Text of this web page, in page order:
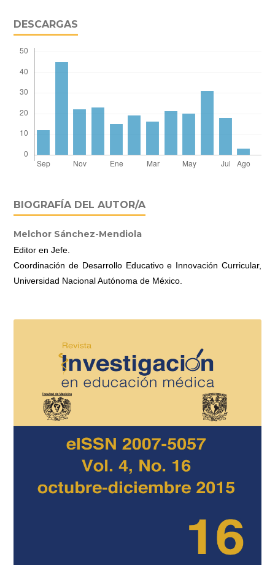
DESCARGAS
BIOGRAFÍA DEL AUTOR/A
Melchor Sánchez-Mendiola
Editor en Jefe.
Coordinación de Desarrollo Educativo e Innovación Curricular,
Universidad Nacional Autónoma de México.